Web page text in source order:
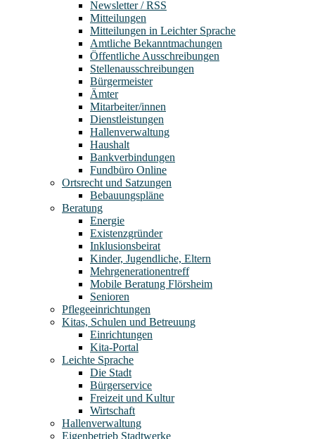
Newsletter / RSS
Mitteilungen
Mitteilungen in Leichter Sprache
Amtliche Bekanntmachungen
Öffentliche Ausschreibungen
Stellenausschreibungen
Bürgermeister
Ämter
Mitarbeiter/innen
Dienstleistungen
Hallenverwaltung
Haushalt
Bankverbindungen
Fundbüro Online
Ortsrecht und Satzungen
Bebauungspläne
Beratung
Energie
Existenzgründer
Inklusionsbeirat
Kinder, Jugendliche, Eltern
Mehrgenerationentreff
Mobile Beratung Flörsheim
Senioren
Pflegeeinrichtungen
Kitas, Schulen und Betreuung
Einrichtungen
Kita-Portal
Leichte Sprache
Die Stadt
Bürgerservice
Freizeit und Kultur
Wirtschaft
Hallenverwaltung
Eigenbetrieb Stadtwerke